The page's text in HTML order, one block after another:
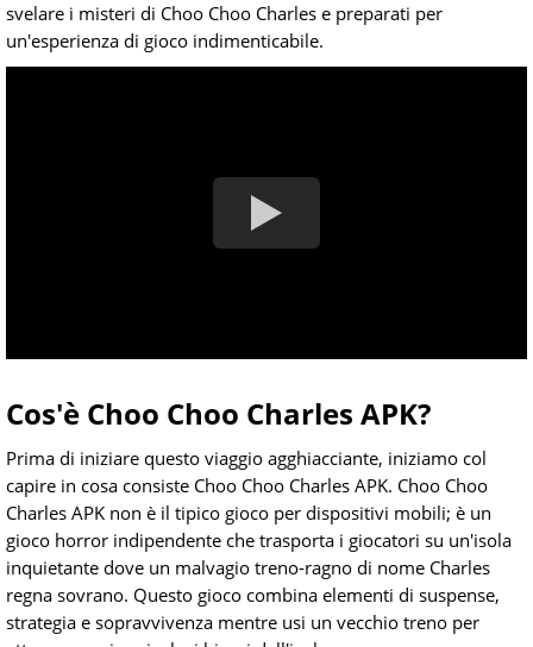
svelare i misteri di Choo Choo Charles e preparati per
un'esperienza di gioco indimenticabile.
Cos'è Choo Choo Charles APK?
Prima di iniziare questo viaggio agghiacciante, iniziamo col
capire in cosa consiste Choo Choo Charles APK. Choo Choo
Charles APK non è il tipico gioco per dispositivi mobili; è un
gioco horror indipendente che trasporta i giocatori su un'isola
inquietante dove un malvagio treno-ragno di nome Charles
regna sovrano. Questo gioco combina elementi di suspense,
strategia e sopravvivenza mentre usi un vecchio treno per